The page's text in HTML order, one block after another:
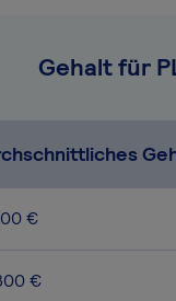
Gehalt für
€
€